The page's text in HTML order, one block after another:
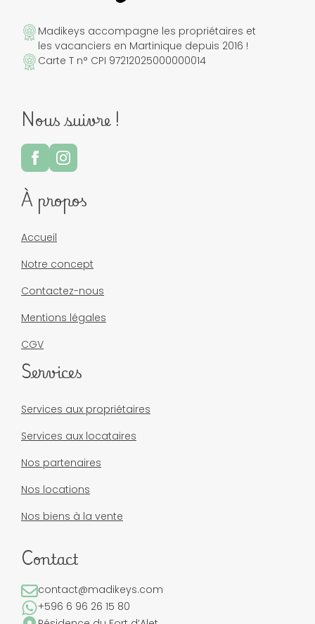
Madikeys accompagne les propriétaires et
les vacanciers en Martinique depuis 2016 !
Carte T n° CPI 97212025000000014
Nous suivre !
À propos
Accueil
Notre concept
Contactez-nous
Mentions légales
CGV
Services
Services aux propriétaires
Services aux locataires
Nos partenaires
Nos locations
Nos biens à la vente
Contact
contact@madikeys.com
+596 6 96 26 15 80